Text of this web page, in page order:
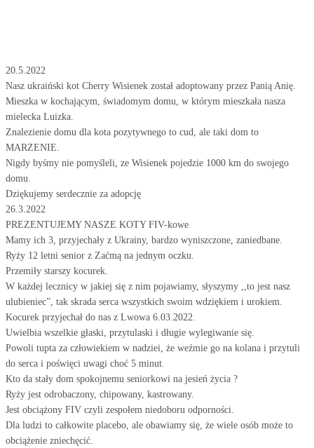
20.5.2022
Nasz ukraiński kot Cherry Wisienek został adoptowany przez Panią Anię.
Mieszka w kochającym, świadomym domu, w którym mieszkała nasza
mielecka Luizka.
Znalezienie domu dla kota pozytywnego to cud, ale taki dom to
MARZENIE.
Nigdy byśmy nie pomyśleli, ze Wisienek pojedzie 1000 km do swojego
domu.
Dziękujemy serdecznie za adopcję
26.3.2022
PREZENTUJEMY NASZE KOTY FIV-kowe
Mamy ich 3, przyjechały z Ukrainy, bardzo wyniszczone, zaniedbane.
Ryży 12 letni senior z Zaćmą na jednym oczku.
Przemiły starszy kocurek.
W każdej lecznicy w jakiej się z nim pojawiamy, słyszymy ,,to jest nasz
ulubieniec”, tak skrada serca wszystkich swoim wdziękiem i urokiem.
Kocurek przyjechał do nas z Lwowa 6.03.2022.
Uwielbia wszelkie głaski, przytulaski i długie wylegiwanie się.
Powoli tupta za człowiekiem w nadziei, że weźmie go na kolana i przytuli
do serca i poświęci uwagi choć 5 minut.
Kto da stały dom spokojnemu seniorkowi na jesień życia ?
Ryży jest odrobaczony, chipowany, kastrowany.
Jest obciążony FIV czyli zespołem niedoboru odporności.
Dla ludzi to całkowite placebo, ale obawiamy się, że wiele osób może to
obciążenie zniechęcić.